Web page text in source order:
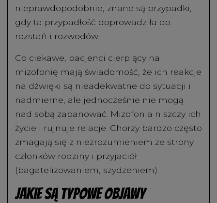
nieprawdopodobnie, znane są przypadki,
gdy ta przypadłość doprowadziła do
rozstań i rozwodów.
Co ciekawe, pacjenci cierpiący na
mizofonię mają świadomość, że ich reakcje
na dźwięki są nieadekwatne do sytuacji i
nadmierne, ale jednocześnie nie mogą
nad sobą zapanować. Mizofonia niszczy ich
życie i rujnuje relacje. Chorzy bardzo często
zmagają się z niezrozumieniem ze strony
członków rodziny i przyjaciół
(bagatelizowaniem, szydzeniem).
Jakie są typowe objawy